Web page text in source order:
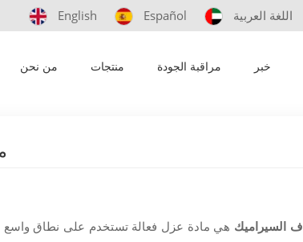
English Español اللغة العربية
من نحن منتجات مراقبة الجودة خبر
السيراميك هي مادة عزل فعالة تستخدم على نطاق واسع